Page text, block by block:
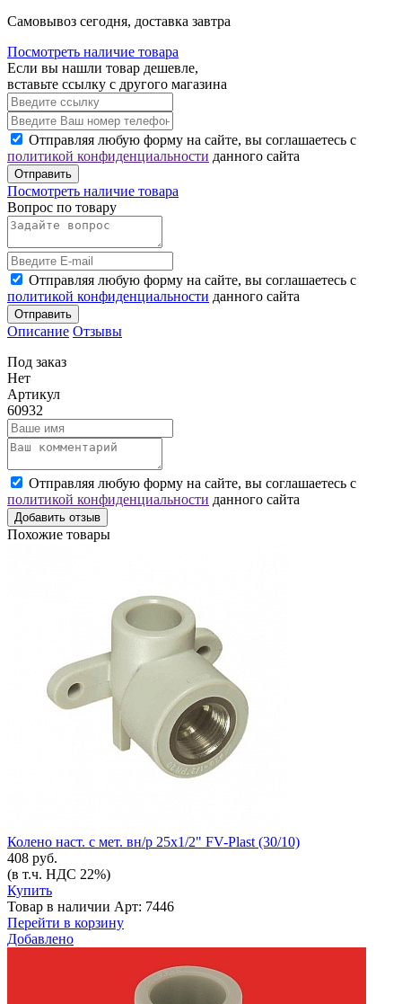
Cамовывоз сегодня, доставка завтра
Посмотреть наличие товара
Если вы нашли товар дешевле,
вставьте ссылку с другого магазина
Отправляя любую форму на сайте, вы соглашаетесь с
политикой конфиденциальности данного сайта
Отправить
Посмотреть наличие товара
Вопрос по товару
Отправляя любую форму на сайте, вы соглашаетесь с
политикой конфиденциальности данного сайта
Отправить
Описание Отзывы
Под заказ
Нет
Артикул
60932
Отправляя любую форму на сайте, вы соглашаетесь с
политикой конфиденциальности данного сайта
Добавить отзыв
Похожие товары
Колено наст. с мет. вн/р 25х1/2" FV-Plast (30/10)
408 руб.
(в т.ч. НДС 22%)
Купить
Товар в наличии Арт: 7446
Перейти в корзину
Добавлено